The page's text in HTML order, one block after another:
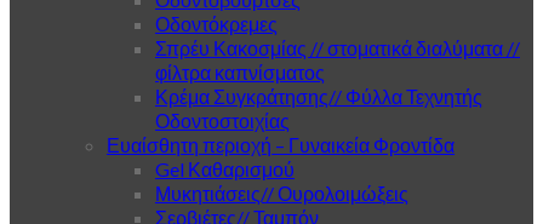
Οδοντόκρεμες
Σπρέυ Κακοσμίας // στοματικά διαλύματα //
φίλτρα καπνίσματος
Κρέμα Συγκράτησης// Φύλλα Τεχνητής
Οδοντοστοιχίας
Ευαίσθητη περιοχή – Γυναικεία Φροντίδα
Gel Καθαρισμού
Μυκητιάσεις// Ουρολοιμώξεις
Σερβιέτες// Ταμπόν